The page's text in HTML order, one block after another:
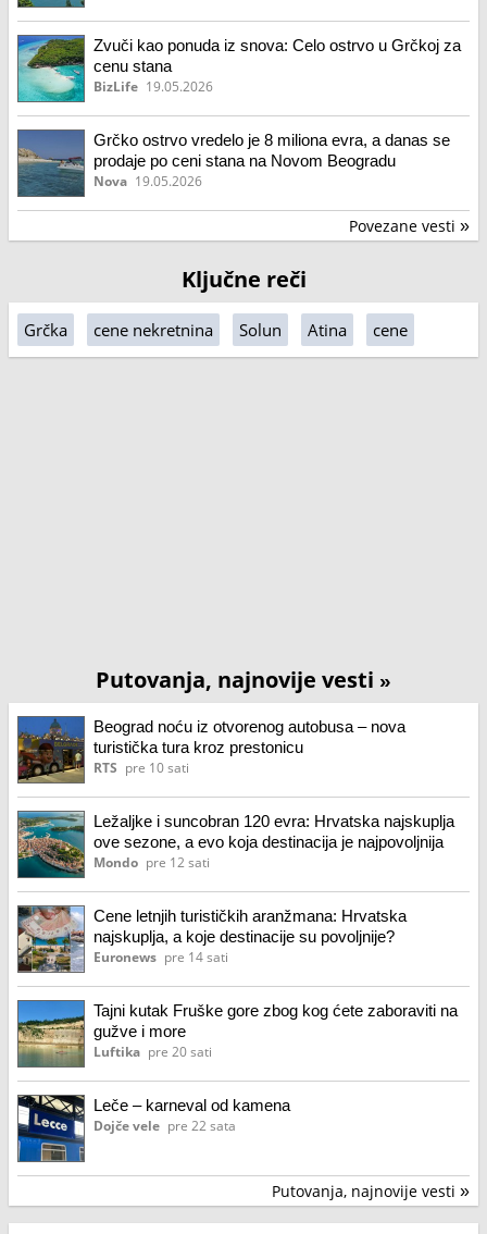
Zvuči kao ponuda iz snova: Celo ostrvo u Grčkoj za
cenu stana
BizLife 19.05.2026
Grčko ostrvo vredelo je 8 miliona evra, a danas se
prodaje po ceni stana na Novom Beogradu
Nova 19.05.2026
Povezane vesti »
Ključne reči
Grčka cene nekretnina Solun Atina cene
Putovanja, najnovije vesti »
Beograd noću iz otvorenog autobusa – nova
turistička tura kroz prestonicu
RTS pre 10 sati
Ležaljke i suncobran 120 evra: Hrvatska najskuplja
ove sezone, a evo koja destinacija je najpovoljnija
Mondo pre 12 sati
Cene letnjih turističkih aranžmana: Hrvatska
najskuplja, a koje destinacije su povoljnije?
Euronews pre 14 sati
Tajni kutak Fruške gore zbog kog ćete zaboraviti na
gužve i more
Luftika pre 20 sati
Leče – karneval od kamena
Dojče vele pre 22 sata
Putovanja, najnovije vesti »